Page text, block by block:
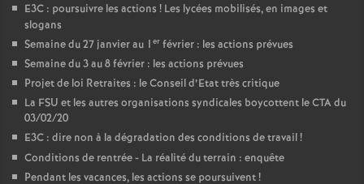
E3C : poursuivre les actions ! Les lycées mobilisés, en images et
slogans
Semaine du 27 janvier au 1 er février : les actions prévues
Semaine du 3 au 8 février : les actions prévues
Projet de loi Retraites : le Conseil d’Etat très critique
La FSU et les autres organisations syndicales boycottent le CTA du
03/02/20
E3C : dire non à la dégradation des conditions de travail!
Conditions de rentrée - La réalité du terrain : enquête
Pendant les vacances, les actions se poursuivent!